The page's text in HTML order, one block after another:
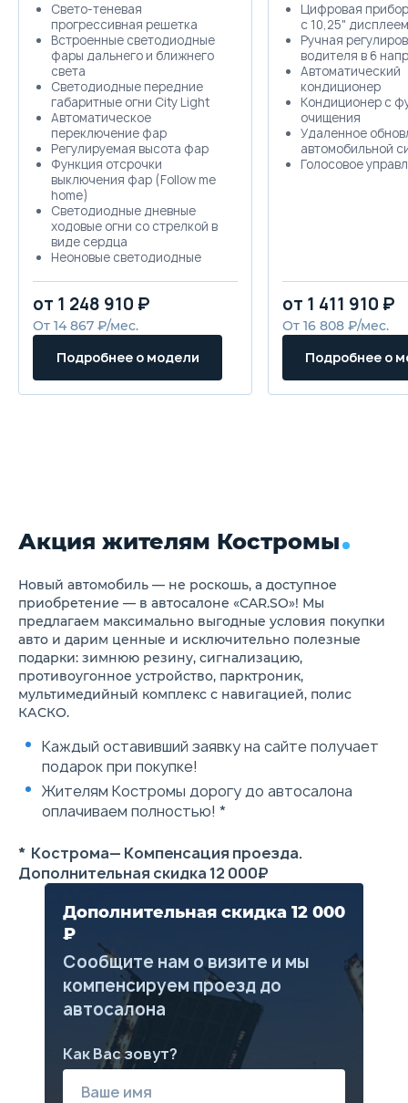
Свето-теневая
прогрессивная решетка
Встроенные светодиодные
фары дальнего и ближнего
света
Светодиодные передние
габаритные огни City Light
Автоматическое
переключение фар
Регулируемая высота фар
Функция отсрочки
выключения фар (Follow me
home)
Светодиодные дневные
ходовые огни со стрелкой в ​​
виде сердца
Неоновые светодиодные
фары
Декоративная полоса,
выделяющая все окно
Фортепианная окраска
центральной стойки
Мягкая люксовая обивка
панели приборов
дисплеем высокого
разрешения
Люк с электроприводом
(защита от защемления
одной кнопкой)
Автоматическая
индукционная задняя дверь
Запуск одним ключом + вход
без ключа
Электрические
стеклоподъемники (подъем
одной кнопкой + защита от
защемления)
Электрические
стеклоподъемники
(четырехдверный
однокнопочный подъемник +
антизащемление)
зеркал заднего вида
Электрообогрев зеркал
заднего вида
складывания наружных
зеркал заднего вида
Бескарасный
стеклоочиститель
Многофункциональное
рулевое колесо
Мультирежим вождения
(стандартный режим/
спортивный режим)
Электрическая регулировка
сиденья водителя в 6
Ручной регулировка
от 1 248 910 ₽
От 14 867 ₽/мес.
Подробнее о модели
Цифровая
с 10,25" дисплеем
Ручная
водителя в 6
Автоматический
кондиционер
Кондиционер с
очищения
Удаленное
автомобильной
Голосовое
от 1 411 910 ₽
От 16 808 ₽/мес.
Подробнее о
Дополнительная скидка 12 000
₽
Сообщите нам о визите и мы
компенсируем проезд до
автосалона
Как Вас зовут?
Акция жителям Костромы
Новый автомобиль — не роскошь, а доступное
приобретение — в автосалоне «CAR.SO»! Мы
предлагаем максимально выгодные условия покупки
авто и дарим ценные и исключительно полезные
подарки: зимнюю резину, сигнализацию,
противоугонное устройство, парктроник,
мультимедийный комплекс с навигацией, полис
КАСКО.
Каждый оставивший заявку на сайте получает
подарок при покупке!
Жителям Костромы дорогу до автосалона
оплачиваем полностью! *
* Кострома— Компенсация проезда.
Дополнительная скидка 12 000₽